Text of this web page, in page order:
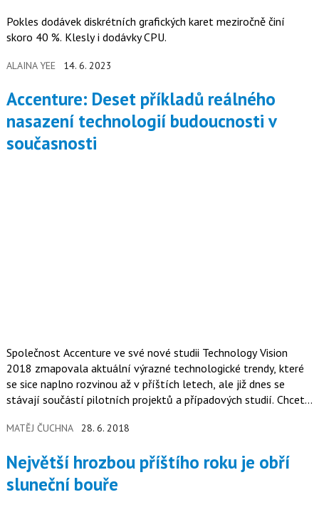
Pokles dodávek diskrétních grafických karet meziročně činí
skoro 40 %. Klesly i dodávky CPU.
ALAINA YEE 14. 6. 2023
Accenture: Deset příkladů reálného
nasazení technologií budoucnosti v
současnosti
Společnost Accenture ve své nové studii Technology Vision
2018 zmapovala aktuální výrazné technologické trendy, které
se sice naplno rozvinou až v příštích letech, ale již dnes se
stávají součástí pilotních projektů a případových studií. Chcete
MATĚJ ČUCHNA 28. 6. 2018
Největší hrozbou příštího roku je obří
sluneční bouře